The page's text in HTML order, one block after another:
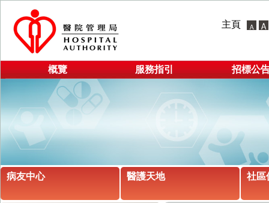
主頁
概覽 服務指引 招標公
病友中心 醫護天地 社區